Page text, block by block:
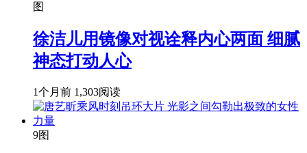
图
徐洁儿用镜像对视诠释内心两面 细腻
神态打动人心
1个月前 1,303阅读
9图